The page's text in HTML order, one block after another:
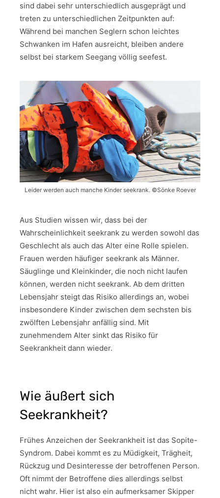
sind dabei sehr unterschiedlich ausgeprägt und
treten zu unterschiedlichen Zeitpunkten auf:
Während bei manchen Seglern schon leichtes
Schwanken im Hafen ausreicht, bleiben andere
selbst bei starkem Seegang völlig seefest.
Leider werden auch manche Kinder seekrank. ©Sönke Roever
Aus Studien wissen wir, dass bei der
Wahrscheinlichkeit seekrank zu werden sowohl das
Geschlecht als auch das Alter eine Rolle spielen.
Frauen werden häufiger seekrank als Männer.
Säuglinge und Kleinkinder, die noch nicht laufen
können, werden nicht seekrank. Ab dem dritten
Lebensjahr steigt das Risiko allerdings an, wobei
insbesondere Kinder zwischen dem sechsten bis
zwölften Lebensjahr anfällig sind. Mit
zunehmendem Alter sinkt das Risiko für
Seekrankheit dann wieder.
Wie äußert sich
Seekrankheit?
Frühes Anzeichen der Seekrankheit ist das Sopite-
Syndrom. Dabei kommt es zu Müdigkeit, Trägheit,
Rückzug und Desinteresse der betroffenen Person.
Oft nimmt der Betroffene dies allerdings selbst
nicht wahr. Hier ist also ein aufmerksamer Skipper